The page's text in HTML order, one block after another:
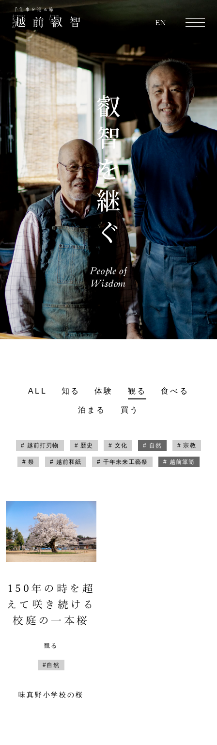
EN
ALL 知る 体験 観る 食べる
泊まる 買う
# 越前打刃物 # 歴史 # 文化 # 自然 # 宗教
# 祭 # 越前和紙 # 千年未来工藝祭 # 越前箪笥
150年の時を超
えて咲き続ける
校庭の一本桜
観る
#自然
味真野小学校の桜